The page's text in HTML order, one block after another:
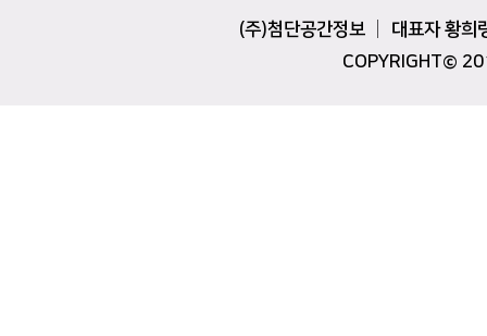
(주)첨단공간정보 │ 대표자
COPYRIGHT©